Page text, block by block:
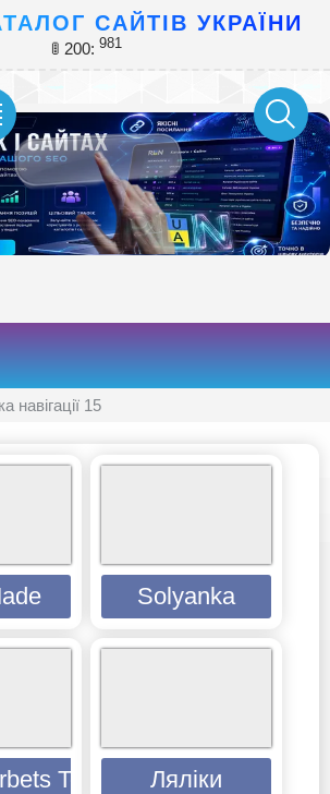
САЙТІВ УКРАЇНИ
🚦 200: 981
навігації 15
Solyanka
Toy DesignЛяліки